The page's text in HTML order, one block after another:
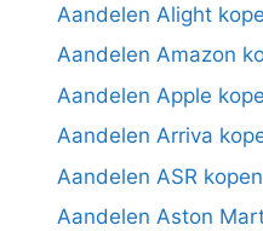
Aandelen Alight
Aandelen Amazon
Aandelen Apple
Aandelen Arriva
Aandelen ASR kopen
Aandelen Aston